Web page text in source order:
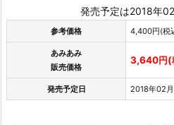
発売予定は2018年02
参考価格 4,400円(税
あみあみ
販売価格
3,640円(
発売予定日 2018年02